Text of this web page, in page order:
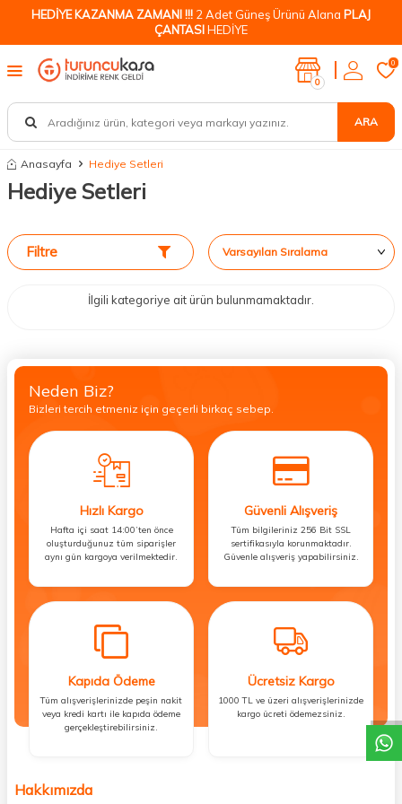
HEDİYE KAZANMA ZAMANI !!! 2 Adet Güneş Ürünü Alana PLAJ
ÇANTASIHEDİYE
ARA
0
0
Anasayfa Hediye Setleri
Hediye Setleri
Filtre
İlgili kategoriye ait ürün bulunmamaktadır.
Neden Biz?
Bizleri tercih etmeniz için geçerli birkaç sebep.
Hızlı Kargo
Hafta içi saat 14:00’ten önce
oluşturduğunuz tüm siparişler
aynı gün kargoya verilmektedir.
Güvenli Alışveriş
Tüm bilgileriniz 256 Bit SSL
sertifikasıyla korunmaktadır.
Güvenle alışveriş yapabilirsiniz.
Kapıda Ödeme
Tüm alışverişlerinizde peşin nakit
veya kredi kartı ile kapıda ödeme
gerçekleştirebilirsiniz.
Ücretsiz Kargo
1000 TL ve üzeri alışverişlerinizde
kargo ücreti ödemezsiniz.
Hakkımızda